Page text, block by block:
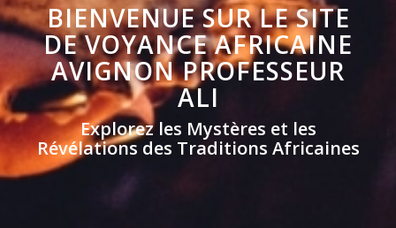
BIENVENUE SUR LE SITE
DE VOYANCE AFRICAINE
AVIGNON PROFESSEUR
ALI
Explorez les Mystères et les
Révélations des Traditions Africaines